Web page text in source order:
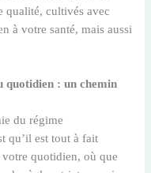
qualité, cultivés avec
à votre santé, mais aussi
quotidien : un chemin
du régime
qu’il est tout à fait
votre quotidien, où que